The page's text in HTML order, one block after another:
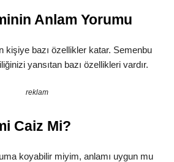
Anlam Yorumu
kişiye bazı özellikler katar. Semenbu
yansıtan bazı özellikleri vardır.
reklam
Caiz Mi?
koyabilir miyim, anlamı uygun mu